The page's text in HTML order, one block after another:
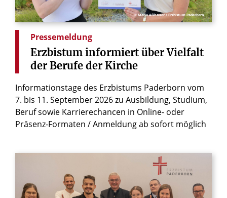
© Maria Aßhauer / Erzbistum Paderborn
Pressemeldung
Erzbistum informiert über Vielfalt
der Berufe der Kirche
Informationstage des Erzbistums Paderborn vom
7. bis 11. September 2026 zu Ausbildung, Studium,
Beruf sowie Karrierechancen in Online- oder
Präsenz-Formaten / Anmeldung ab sofort möglich